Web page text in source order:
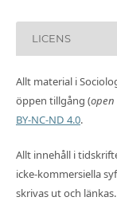
LICENS
Allt material i
öppen tillgång (open
BY-NC-ND 4.0.
Allt innehåll i
icke-kommersiella
skrivas ut och